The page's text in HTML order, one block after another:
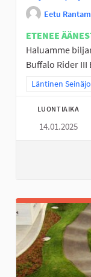
Eetu
ETENEE
Haluamme
Buffalo Rider III
Rajaa tulokset
Läntinen
LUONTIAIKA
14.01.2025